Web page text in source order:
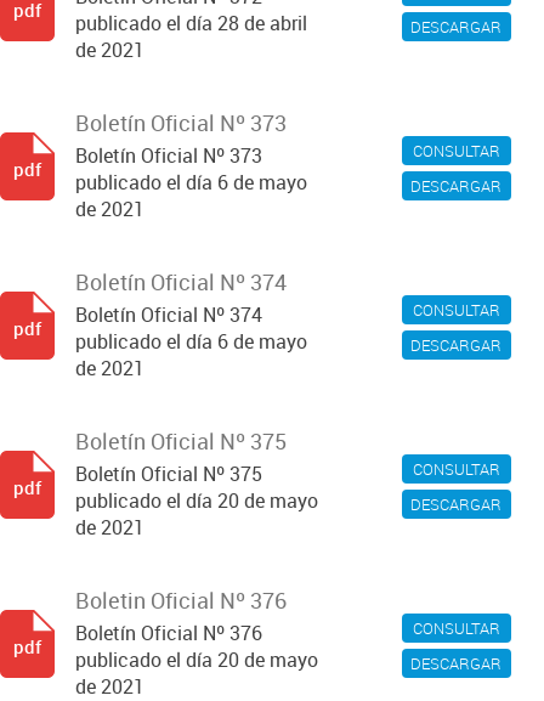
DESCARGAR
publicado el día 28 de abril
de 2021
pdf
CONSULTAR
DESCARGAR
Boletín Oficial Nº 373
Boletín Oficial Nº 373
publicado el día 6 de mayo
de 2021
pdf
CONSULTAR
DESCARGAR
Boletín Oficial Nº 374
Boletín Oficial Nº 374
publicado el día 6 de mayo
de 2021
pdf
CONSULTAR
DESCARGAR
Boletín Oficial Nº 375
Boletín Oficial Nº 375
publicado el día 20 de mayo
de 2021
pdf
CONSULTAR
DESCARGAR
Boletin Oficial Nº 376
Boletín Oficial Nº 376
publicado el día 20 de mayo
de 2021
pdf